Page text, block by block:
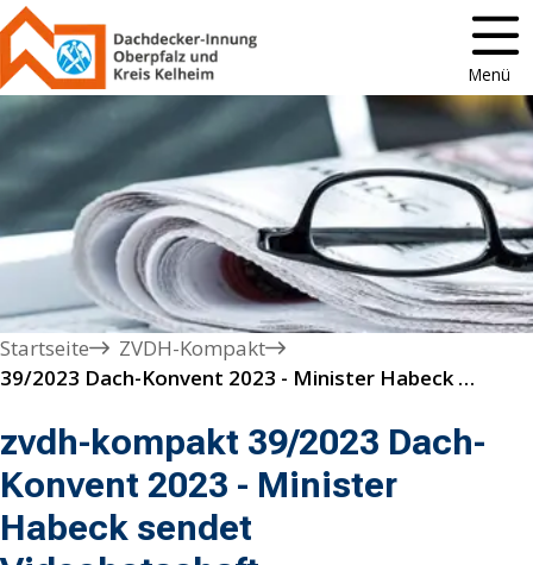
Menü
Startseite
ZVDH-Kompakt
39/2023 Dach-Konvent 2023 - Minister Habeck sendet Videobotschaft
zvdh-kompakt 39/2023 Dach-
Konvent 2023 - Minister
Habeck sendet